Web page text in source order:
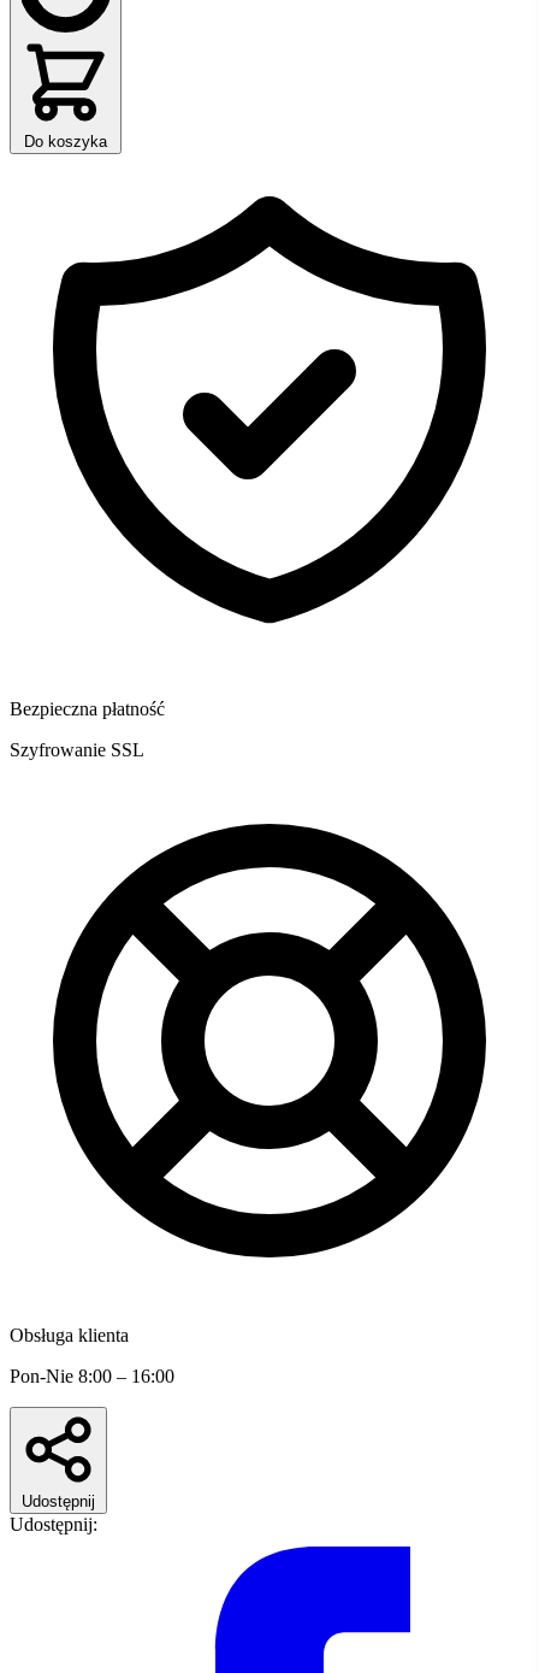
Do koszyka
Bezpieczna płatność
Szyfrowanie SSL
Obsługa klienta
Pon-Nie 8:00 – 16:00
Udostępnij
Udostępnij: